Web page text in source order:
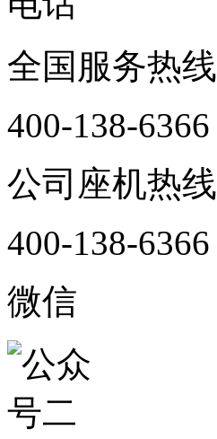
全国服务热线
400-138-6366
公司座机热线
400-138-6366
微信